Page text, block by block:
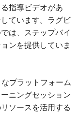
指導ビデオがあ
ています。ラグビ
は、ステップバイ
ンを提供していま
プラットフォーム
ニングセッション
ソースを活用する